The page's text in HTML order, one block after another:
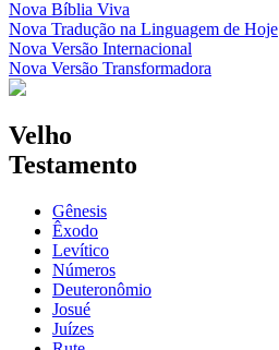
Nova Bíblia Viva
Nova Tradução na Linguagem de Hoje
Nova Versão Internacional
Nova Versão Transformadora
Velho
Testamento
Gênesis
Êxodo
Levítico
Números
Deuteronômio
Josué
Juízes